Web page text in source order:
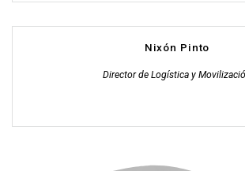
Nixón Pinto
Director de Logística y